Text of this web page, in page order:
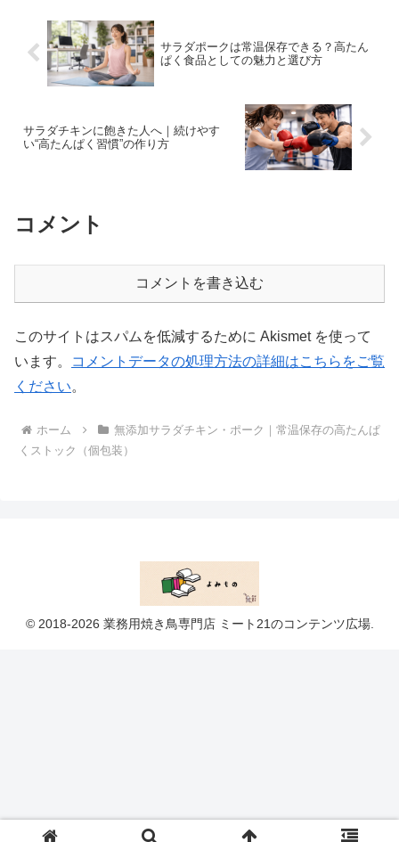
サラダポークは常温保存できる？高たん
ぱく食品としての魅力と選び方
サラダチキンに飽きた人へ｜続けやす
い“高たんぱく習慣”の作り方
コメント
コメントを書き込む
このサイトはスパムを低減するために Akismet を使って
います。
コメントデータの処理方法の詳細はこちらをご覧
ください。
ホーム
無添加サラダチキン・ポーク｜常温保存の高たんぱ
くストック（個包装）
© 2018-2026 業務用焼き鳥専門店 ミート21のコンテンツ広場.